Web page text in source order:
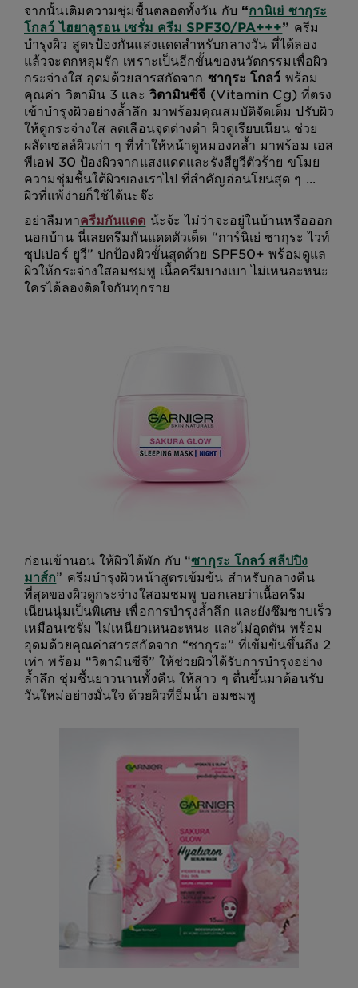
จากนั้นเติมความชุ่มชื้นตลอดทั้งวัน กับ “กานิเย่ ซากุระ
โกลว์ ไฮยาลูรอน เซรั่ม ครีม SPF30/PA+++” ครีม
บำรุงผิว สูตรป้องกันแสงแดดสำหรับกลางวัน ที่ได้ลอง
แล้วจะตกหลุมรัก เพราะเป็นอีกขั้นของนวัตกรรมเพื่อผิว
กระจ่างใส อุดมด้วยสารสกัดจาก ซากุระ โกลว์ พร้อม
คุณค่า วิตามิน 3 และ วิตามินซีจี (Vitamin Cg) ที่ตรง
เข้าบำรุงผิวอย่างล้ำลึก มาพร้อมคุณสมบัติจัดเต็ม ปรับผิว
ให้ดูกระจ่างใส ลดเลือนจุดด่างดำ ผิวดูเรียบเนียน ช่วย
ผลัดเซลล์ผิวเก่า ๆ ที่ทำให้หน้าดูหมองคล้ำ มาพร้อม เอส
พีเอฟ 30 ป้องผิวจากแสงแดดและรังสียูวีตัวร้าย ขโมย
ความชุ่มชื้นใต้ผิวของเราไป ที่สำคัญอ่อนโยนสุด ๆ ...
ผิวที่แพ้ง่ายก็ใช้ได้นะจ๊ะ
อย่าลืมทาครีมกันแดด น้ะจ้ะ ไม่ว่าจะอยู่ในบ้านหรือออก
นอกบ้าน นี่เลยครีมกันแดดตัวเด็ด “การ์นิเย่ ซากุระ ไวท์
ซุปเปอร์ ยูวี” ปกป้องผิวขั้นสุดด้วย SPF50+ พร้อมดูแล
ผิวให้กระจ่างใสอมชมพู เนื้อครีมบางเบา ไม่เหนอะหนะ
ใครได้ลองติดใจกันทุกราย
ก่อนเข้านอน ให้ผิวได้พัก กับ “ซากุระ โกลว์ สลีปปิง
มาส์ก” ครีมบำรุงผิวหน้าสูตรเข้มข้น สำหรับกลางคืน
ที่สุดของผิวดูกระจ่างใสอมชมพู บอกเลยว่าเนื้อครีม
เนียนนุ่มเป็นพิเศษ เพื่อการบำรุงล้ำลึก และยังซึมซาบเร็ว
เหมือนเซรั่ม ไม่เหนียวเหนอะหนะ และไม่อุดตัน พร้อม
อุดมด้วยคุณค่าสารสกัดจาก “ซากุระ” ที่เข้มข้นขึ้นถึง 2
เท่า พร้อม “วิตามินซีจี” ให้ช่วยผิวได้รับการบำรุงอย่าง
ล้ำลึก ชุ่มชื้นยาวนานทั้งคืน ให้สาว ๆ ตื่นขึ้นมาต้อนรับ
วันใหม่อย่างมั่นใจ ด้วยผิวที่อิ่มน้ำ อมชมพู